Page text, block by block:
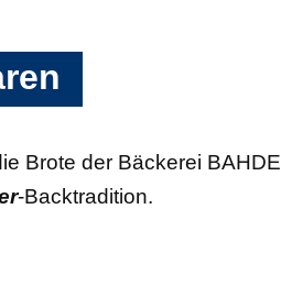
Brote der Bäckerei
-Backtradition.